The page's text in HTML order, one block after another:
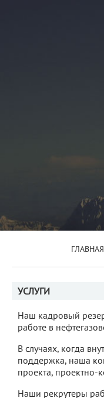
ГЛАВНАЯ
УСЛУГИ
Наш кадровый
работе в
В случаях, когда
поддержка, наша
проекта, проектно-
Наши рекрутеры